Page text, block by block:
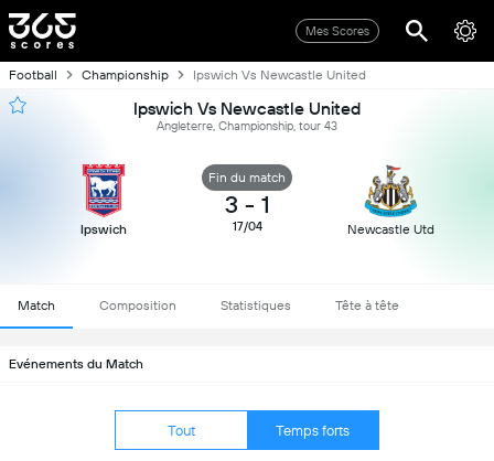
Mes Scores
Football Championship Ipswich Vs Newcastle United
Ipswich Vs Newcastle United
Angleterre, Championship, tour 43
Ipswich
Fin du match
3 - 1
17/04 Newcastle Utd
Match Composition Statistiques Tête à tête
Evénements du Match
Tout Temps forts